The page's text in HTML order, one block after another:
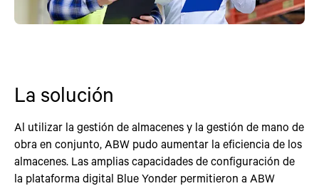
La solución
Al utilizar la gestión de almacenes y la gestión de mano de
obra en conjunto, ABW pudo aumentar la eficiencia de los
almacenes. Las amplias capacidades de configuración de
la plataforma digital Blue Yonder permitieron a ABW